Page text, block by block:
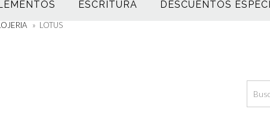
ESCRITURA DESCUENTOS
» LOTUS